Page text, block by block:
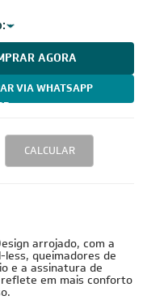
AGORA
VIA WHATSAPP
CALCULAR
arrojado, com a
queimadores de
e a assinatura de
reflete em mais conforto